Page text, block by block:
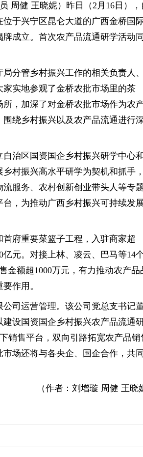
周健 王晓妮）昨日（2月16日），
于兴宁区昆仑大道的广西金桥国
成立。首次农产品流通研学活动同
分管乡村振兴工作的相关负责人、
实地参观了金桥农批市场里的茶
，加深了对金桥农批市场作为农
绕乡村振兴以及农产品流通进行
治区国资国企乡村振兴研学中心
村振兴高水平研学为契机和抓手，
服务、农村创新创业带头人等专
，为推动广西乡村振兴可持续发
府重要菜篮子工程，入驻商家超
元。对接上林、凌云、巴马等14
金额超1000万元，有力推动农产品
作用。
司运营管理。该公司党总支书记
设国资国企乡村振兴农产品流通
销售平台，双向引路拓宽农产品销
场还将与各央企、国企合作，共同
（作者：刘增璇 周健 王晓